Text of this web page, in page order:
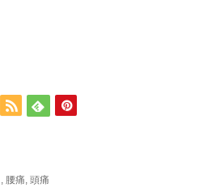
, 腰痛,頭痛